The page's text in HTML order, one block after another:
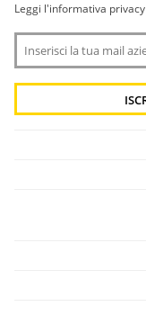
Leggi l'informativa privacy